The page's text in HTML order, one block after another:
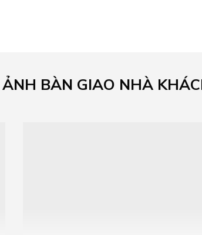
ẢNH BÀN GIAO NHÀ